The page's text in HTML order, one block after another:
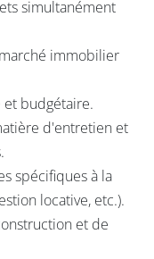
simultanément
immobilier
budgétaire.
d'entretien et
spécifiques à la
locative, etc.).
et de